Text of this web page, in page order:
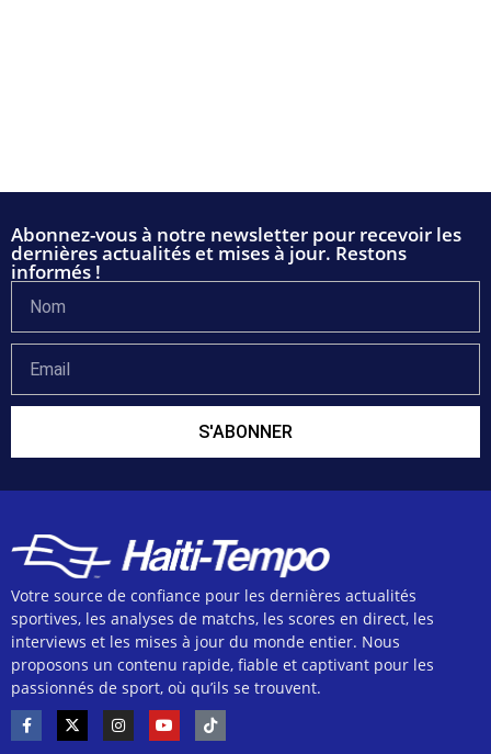
Abonnez-vous à notre newsletter pour recevoir les
dernières actualités et mises à jour. Restons
informés !
S'ABONNER
Votre source de confiance pour les dernières actualités
sportives, les analyses de matchs, les scores en direct, les
interviews et les mises à jour du monde entier. Nous
proposons un contenu rapide, fiable et captivant pour les
passionnés de sport, où qu’ils se trouvent.